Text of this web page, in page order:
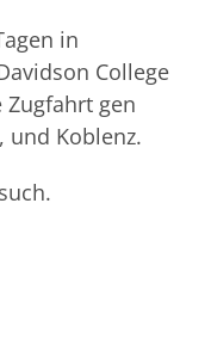
in
College
Zugfahrt gen
und Koblenz.